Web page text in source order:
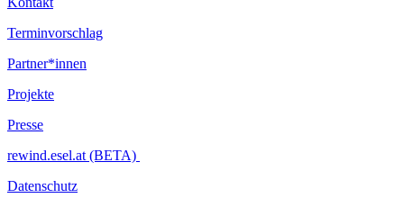
Terminvorschlag
Partner*innen
Projekte
Presse
rewind.esel.at (BETA)
Datenschutz